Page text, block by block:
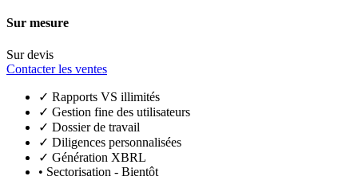
Sur mesure
Sur devis
Contacter les ventes
✓ Rapports VS illimités
✓ Gestion fine des utilisateurs
✓ Dossier de travail
✓ Diligences personnalisées
✓ Génération XBRL
• Sectorisation - Bientôt